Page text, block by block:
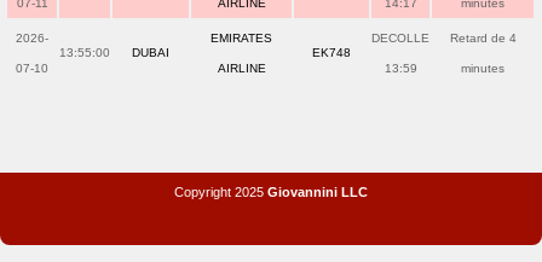
07-11 AIRLINE 14:17 minutes
2026-
07-10
13:55:00 DUBAI
EMIRATES
AIRLINE
EK748
DECOLLE
13:59
Retard de 4
minutes
Copyright 2025 Giovannini LLC